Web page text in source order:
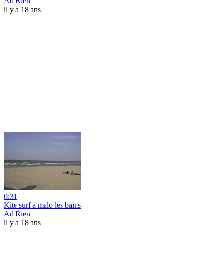
il y a 18 ans
0:31
Kite surf a malo les bains
Ad Rien
il y a 18 ans